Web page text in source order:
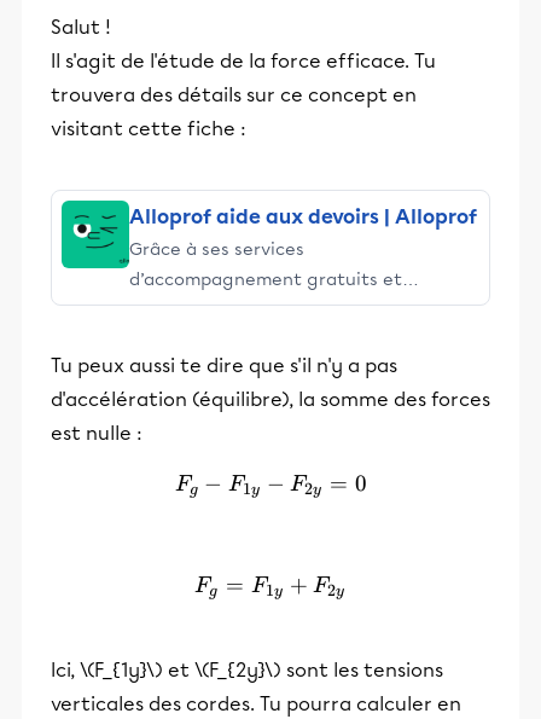
Salut !
Il s'agit de l'étude de la force efficace. Tu
trouvera des détails sur ce concept en
visitant cette fiche :
Alloprof aide aux devoirs | Alloprof
Grâce à ses services
d’accompagnement gratuits et
stimulants, Alloprof engage les élèves
éducative.
Tu peux aussi te dire que s'il n'y a pas
d'accélération (équilibre), la somme des forces
est nulle :
F_g-F_{1y}-F_{2y}=0
Fg − F1y − F2y = 0
F_g=F_{1y}+F_{2y}
Fg = F1y + F2y
Ici, \(F_{1y}\) et \(F_{2y}\) sont les tensions
verticales des cordes. Tu pourra calculer en